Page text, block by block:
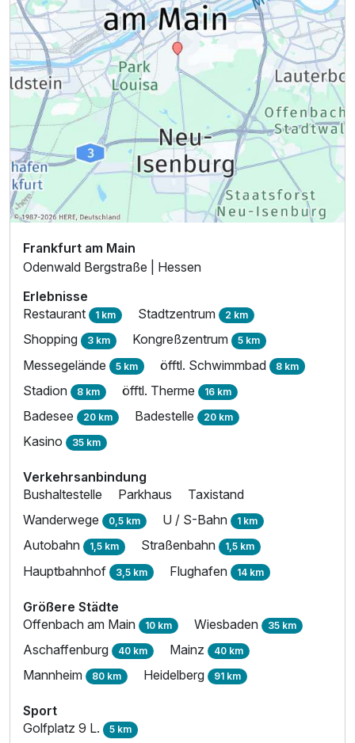
Ausstattung
Zusatznächte
Für 3 Tage
Einzelzimmer Deluxe
1 Erwachsenen und 1 Kind
Frankfurt am Main
Odenwald Bergstraße | Hessen
Erlebnisse
Restaurant 1 km Stadtzentrum 2 km
Shopping 3 km Kongreßzentrum 5 km
Messegelände 5 km öfftl. Schwimmbad 8 km
Stadion 8 km öfftl. Therme 16 km
Badesee 20 km Badestelle 20 km
Kasino 35 km
Verkehrsanbindung
Bushaltestelle
Parkhaus
Taxistand
Wanderwege 0,5 km U / S-Bahn 1 km
Autobahn 1,5 km Straßenbahn 1,5 km
Hauptbahnhof 3,5 km Flughafen 14 km
Größere Städte
Offenbach am Main 10 km Wiesbaden 35 km
Aschaffenburg 40 km Mainz 40 km
Mannheim 80 km Heidelberg 91 km
Sport
Golfplatz 9 L. 5 km